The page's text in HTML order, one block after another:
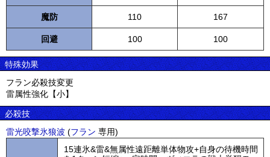
魔防 110 167
回避 100 100
特殊効果
フラン必殺技変更
雷属性強化【小】
必殺技
雷光咬撃氷狼波 (フラン 専用)
15連氷&雷&無属性遠距離単体物攻+自身の待機時間